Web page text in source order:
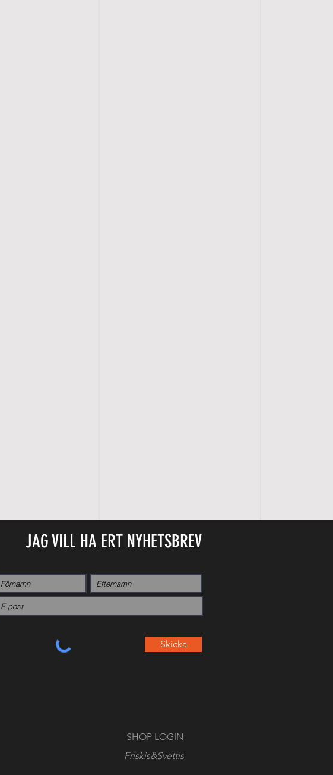
JAG VILL HA ERT NYHETSBREV
Skicka
SHOP LOGIN
Friskis&Svettis